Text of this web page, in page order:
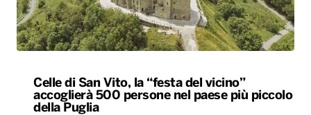
Celle di San Vito, la “festa del vicino”
accoglierà 500 persone nel paese più piccolo
della Puglia